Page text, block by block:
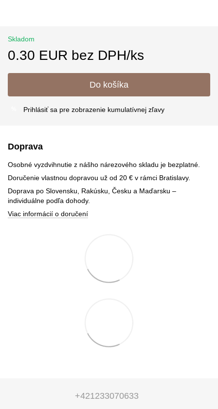
Skladom
0.30 EUR bez DPH/ks
Do košíka
Prihlásiť sa pre zobrazenie kumulatívnej zľavy
Doprava
Osobné vyzdvihnutie z nášho nárezového skladu je bezplatné.
Doručenie vlastnou dopravou už od 20 € v rámci Bratislavy.
Doprava po Slovensku, Rakúsku, Česku a Maďarsku –
individuálne podľa dohody.
Viac informácií o doručení
+421233070633